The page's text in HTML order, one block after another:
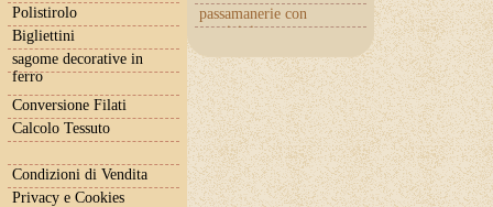
passamanerie con
cuoricini
Polistirolo
Bigliettini
sagome decorative in
ferro
Conversione Filati
Calcolo Tessuto
Condizioni di Vendita
Privacy e Cookies